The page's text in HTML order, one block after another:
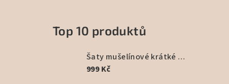
Top 10 produktů
Šaty mušelínové krátké - fialová
999 Kč